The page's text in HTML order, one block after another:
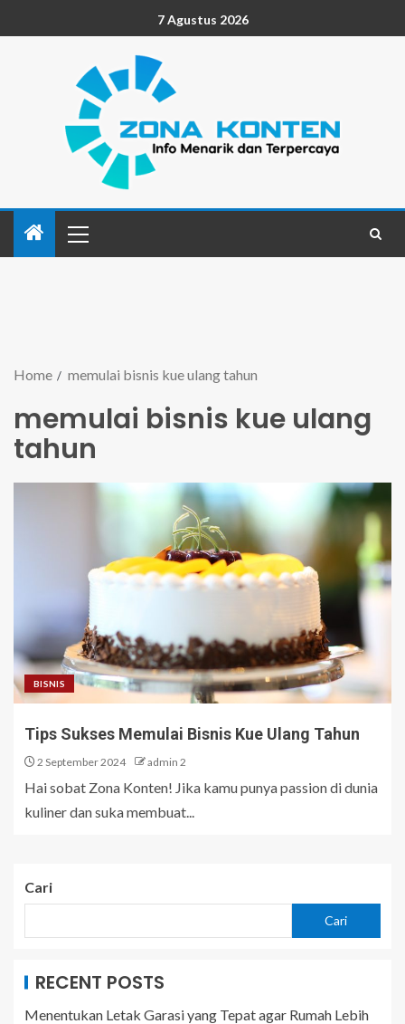
7 Agustus 2026
Home memulai bisnis kue ulang tahun
memulai bisnis kue ulang
tahun
BISNIS
Tips Sukses Memulai Bisnis Kue Ulang Tahun
2 September 2024 admin 2
Hai sobat Zona Konten! Jika kamu punya passion di dunia
kuliner dan suka membuat...
Cari
Cari
RECENT POSTS
Menentukan Letak Garasi yang Tepat agar Rumah Lebih